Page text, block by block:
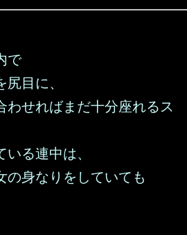
で
目に、
わせればまだ十分座れるス
る連中は、
の身なりをしていても